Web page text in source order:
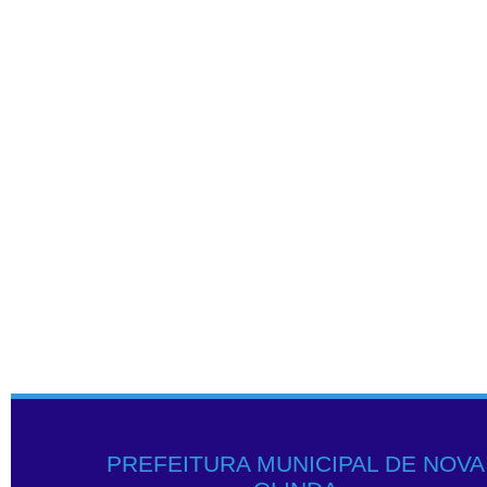
PREFEITURA MUNICIPAL DE NOVA